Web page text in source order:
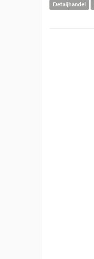
Detaljhandel